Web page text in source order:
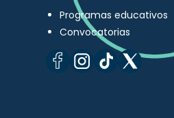
Programas educativos
Convocatorias